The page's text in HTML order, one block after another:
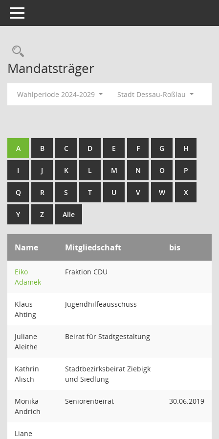
Toggle navigation
Rechercheauswahl
Mandatsträger
Wahlperiode 2024-2029 Stadt Dessau-Roßlau
A B C D E F G H
I J K L M N O P
Q R S T U V W X
Y Z Alle
Name Mitgliedschaft bis
Eiko
Adamek
Fraktion CDU
Klaus
Ahting
Jugendhilfeausschuss
Juliane
Aleithe
Beirat für Stadtgestaltung
Kathrin
Alisch
Stadtbezirksbeirat Ziebigk
und Siedlung
Monika
Andrich
Seniorenbeirat 30.06.2019
Liane